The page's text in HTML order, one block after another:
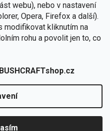
webu), nebo v nastavení
Opera, Firefox a další).
modifikovat kliknutím na
rohu a povolit jen to, co
BUSHCRAFTshop.cz
o kurz s
. Všechna práva
cookies